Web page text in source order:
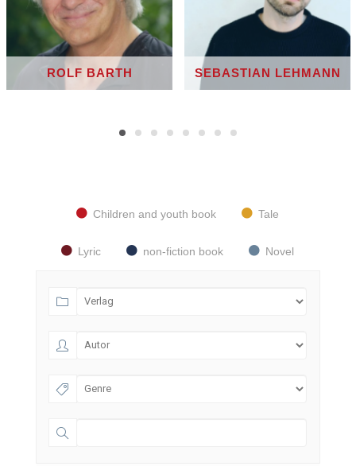
ROLF BARTH SEBASTIAN LEHMANN
Children and youth book Tale
Lyric non-fiction book Novel